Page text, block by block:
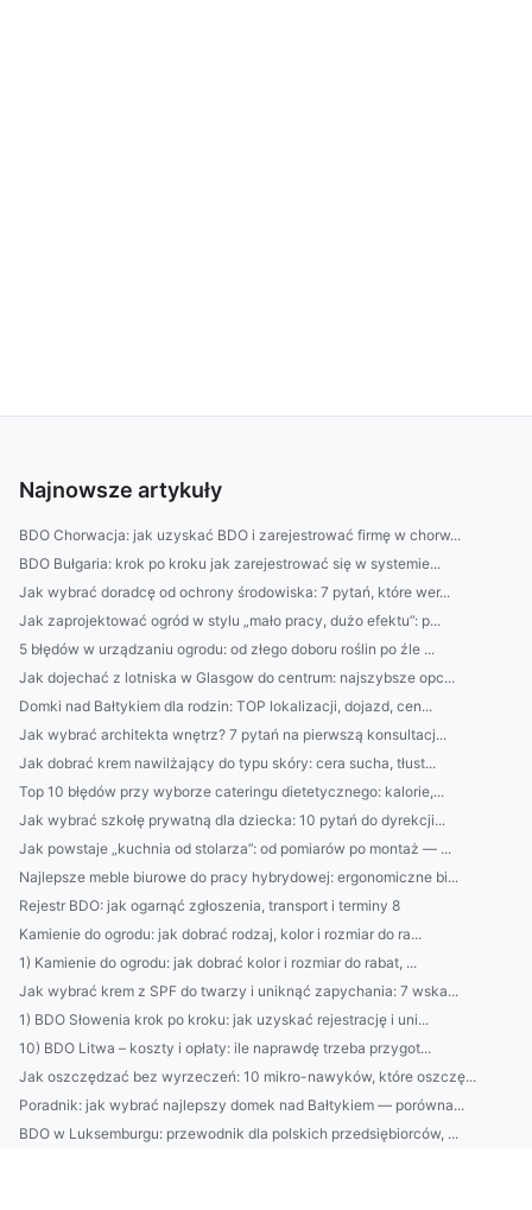
Najnowsze artykuły
BDO Chorwacja: jak uzyskać BDO i zarejestrować firmę w chorw...
BDO Bułgaria: krok po kroku jak zarejestrować się w systemie...
Jak wybrać doradcę od ochrony środowiska: 7 pytań, które wer...
Jak zaprojektować ogród w stylu „mało pracy, dużo efektu”: p...
5 błędów w urządzaniu ogrodu: od złego doboru roślin po źle ...
Jak dojechać z lotniska w Glasgow do centrum: najszybsze opc...
Domki nad Bałtykiem dla rodzin: TOP lokalizacji, dojazd, cen...
Jak wybrać architekta wnętrz? 7 pytań na pierwszą konsultacj...
Jak dobrać krem nawilżający do typu skóry: cera sucha, tłust...
Top 10 błędów przy wyborze cateringu dietetycznego: kalorie,...
Jak wybrać szkołę prywatną dla dziecka: 10 pytań do dyrekcji...
Jak powstaje „kuchnia od stolarza”: od pomiarów po montaż — ...
Najlepsze meble biurowe do pracy hybrydowej: ergonomiczne bi...
Rejestr BDO: jak ogarnąć zgłoszenia, transport i terminy 8
Kamienie do ogrodu: jak dobrać rodzaj, kolor i rozmiar do ra...
1) Kamienie do ogrodu: jak dobrać kolor i rozmiar do rabat, ...
Jak wybrać krem z SPF do twarzy i uniknąć zapychania: 7 wska...
1) BDO Słowenia krok po kroku: jak uzyskać rejestrację i uni...
10) BDO Litwa – koszty i opłaty: ile naprawdę trzeba przygot...
Jak oszczędzać bez wyrzeczeń: 10 mikro-nawyków, które oszczę...
Poradnik: jak wybrać najlepszy domek nad Bałtykiem — porówna...
BDO w Luksemburgu: przewodnik dla polskich przedsiębiorców, ...